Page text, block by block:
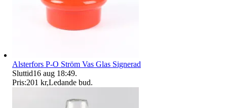
Alsterfors P-O Ström Vas Glas Signerad
Sluttid16 aug 18:49.
Pris:201 kr,Ledande bud.